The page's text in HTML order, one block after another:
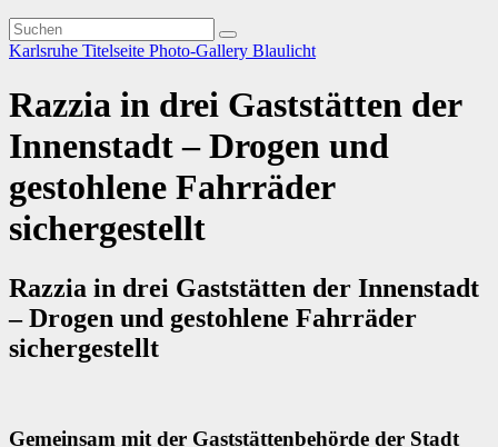
Karlsruhe Titelseite Photo-Gallery Blaulicht
Razzia in drei Gaststätten der
Innenstadt – Drogen und
gestohlene Fahrräder
sichergestellt
Razzia in drei Gaststätten der Innenstadt
– Drogen und gestohlene Fahrräder
sichergestellt
Gemeinsam mit der Gaststättenbehörde der Stadt